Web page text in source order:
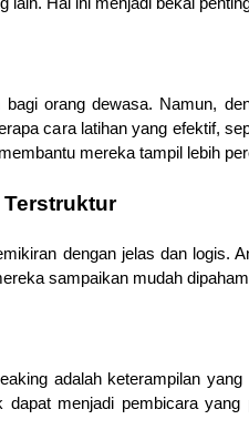
Hal ini menjadi bekal
orang dewasa. Namun,
cara latihan yang efektif,
mereka tampil lebih
dengan jelas dan logis.
sampaikan mudah
adalah keterampilan
menjadi pembicara